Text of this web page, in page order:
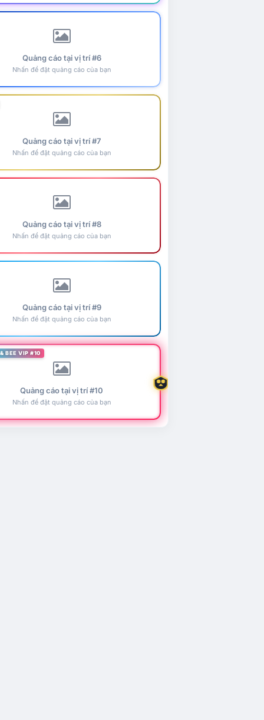
Quảng cáo tại vị trí #6
Nhấn để đặt quảng cáo của bạn
Quảng cáo tại vị trí #7
Nhấn để đặt quảng cáo của bạn
Quảng cáo tại vị trí #8
Nhấn để đặt quảng cáo của bạn
Quảng cáo tại vị trí #9
Nhấn để đặt quảng cáo của bạn
BEE VIP #10
Quảng cáo tại vị trí #10
Nhấn để đặt quảng cáo của bạn